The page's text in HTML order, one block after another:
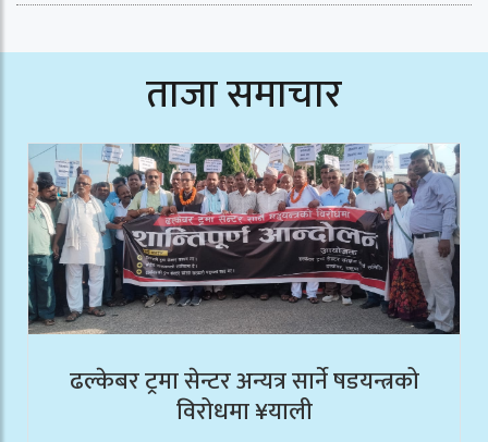
ताजा समाचार
ढल्केबर ट्रमा सेन्टर अन्यत्र सार्ने षडयन्त्रको
विरोधमा ¥याली